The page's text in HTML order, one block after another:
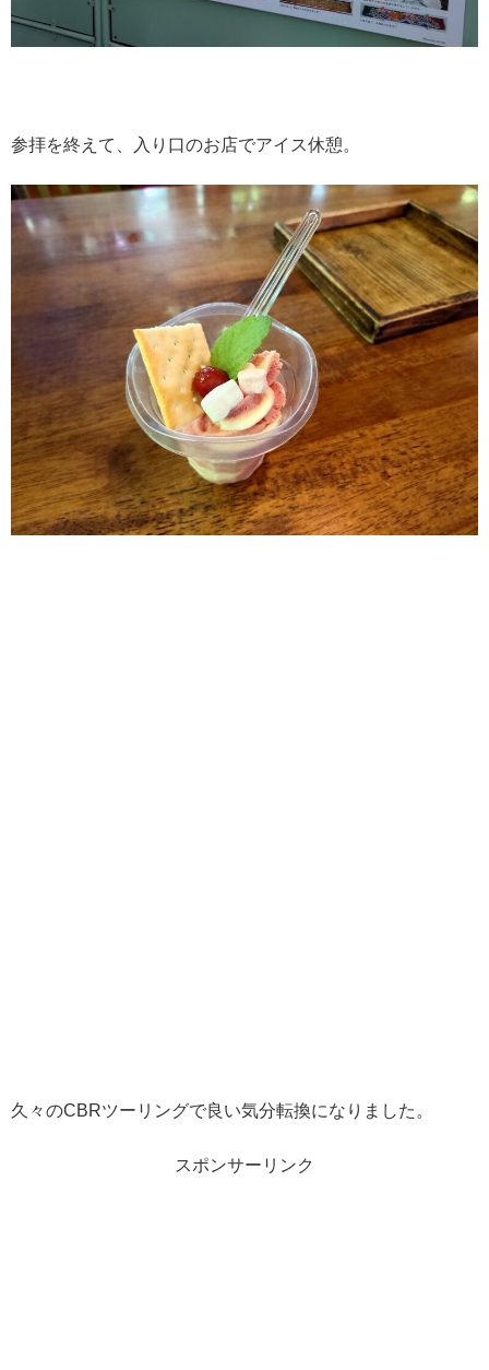
参拝を終えて、入り口のお店でアイス休憩。
久々のCBRツーリングで良い気分転換になりました。
スポンサーリンク